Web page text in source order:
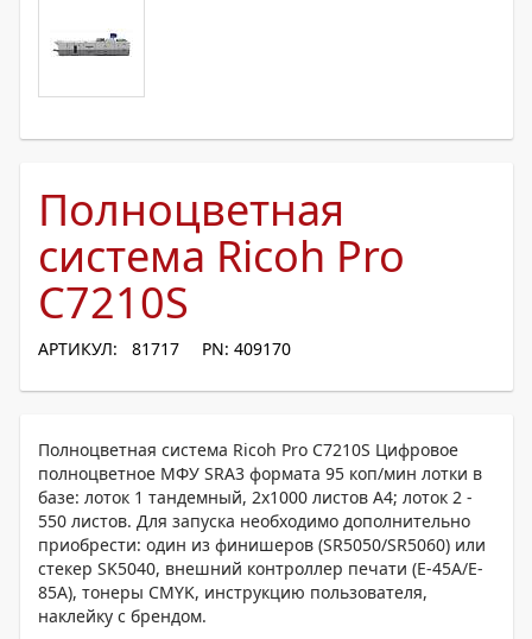
Полноцветная
система Ricoh Pro
C7210S
АРТИКУЛ: 81717 PN: 409170
Полноцветная система Ricoh Pro C7210S Цифровое
полноцветное МФУ SRA3 формата 95 коп/мин лотки в
базе: лоток 1 тандемный, 2x1000 листов А4; лоток 2 -
550 листов. Для запуска необходимо дополнительно
приобрести: один из финишеров (SR5050/SR5060) или
стекер SK5040, внешний контроллер печати (E-45А/E-
85А), тонеры CMYK, инструкцию пользователя,
наклейку с брендом.